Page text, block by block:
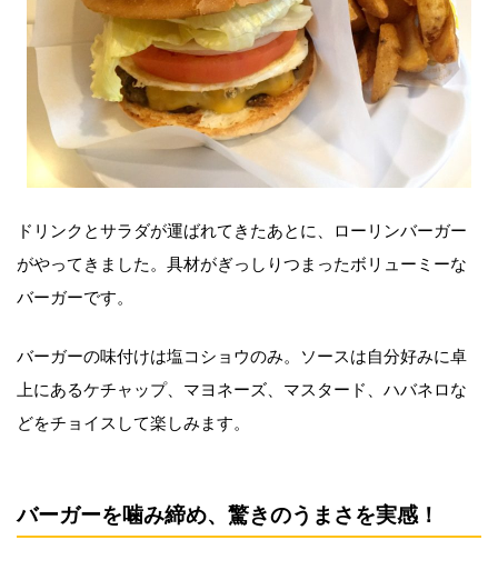
ドリンクとサラダが運ばれてきたあとに、ローリンバーガー
がやってきました。具材がぎっしりつまったボリューミーな
バーガーです。
バーガーの味付けは塩コショウのみ。ソースは自分好みに卓
上にあるケチャップ、マヨネーズ、マスタード、ハバネロな
どをチョイスして楽しみます。
バーガーを噛み締め、驚きのうまさを実感！